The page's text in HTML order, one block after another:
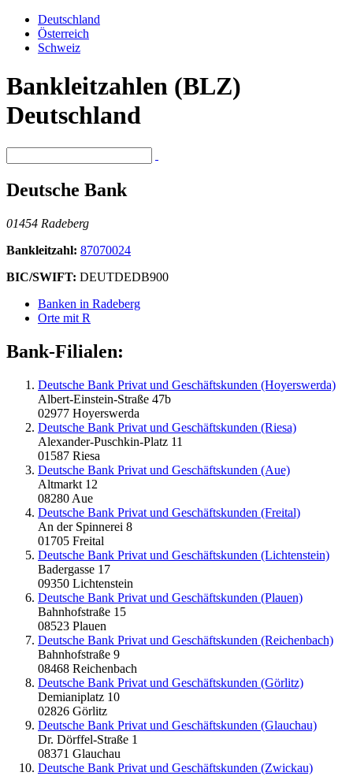
Deutschland
Österreich
Schweiz
Bankleitzahlen (BLZ)
Deutschland
Deutsche Bank
01454 Radeberg
Bankleitzahl: 87070024
BIC/SWIFT: DEUTDEDB900
Banken in Radeberg
Orte mit R
Bank-Filialen:
Deutsche Bank Privat und Geschäftskunden (Hoyerswerda)
Albert-Einstein-Straße 47b
02977 Hoyerswerda
Deutsche Bank Privat und Geschäftskunden (Riesa)
Alexander-Puschkin-Platz 11
01587 Riesa
Deutsche Bank Privat und Geschäftskunden (Aue)
Altmarkt 12
08280 Aue
Deutsche Bank Privat und Geschäftskunden (Freital)
An der Spinnerei 8
01705 Freital
Deutsche Bank Privat und Geschäftskunden (Lichtenstein)
Badergasse 17
09350 Lichtenstein
Deutsche Bank Privat und Geschäftskunden (Plauen)
Bahnhofstraße 15
08523 Plauen
Deutsche Bank Privat und Geschäftskunden (Reichenbach)
Bahnhofstraße 9
08468 Reichenbach
Deutsche Bank Privat und Geschäftskunden (Görlitz)
Demianiplatz 10
02826 Görlitz
Deutsche Bank Privat und Geschäftskunden (Glauchau)
Dr. Dörffel-Straße 1
08371 Glauchau
Deutsche Bank Privat und Geschäftskunden (Zwickau)